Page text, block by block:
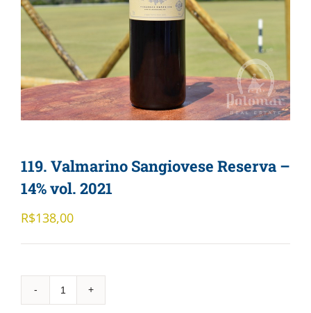
119. Valmarino Sangiovese Reserva –
14% vol. 2021
R$138,00